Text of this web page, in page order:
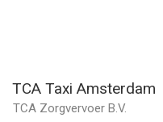
TCA Taxi Amsterdam
TCA Zorgvervoer B.V.